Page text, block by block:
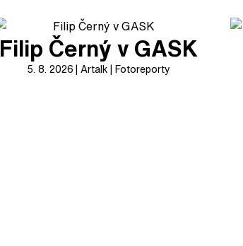
Filip Černý v GASK
5. 8. 2026 Artalk Fotoreporty